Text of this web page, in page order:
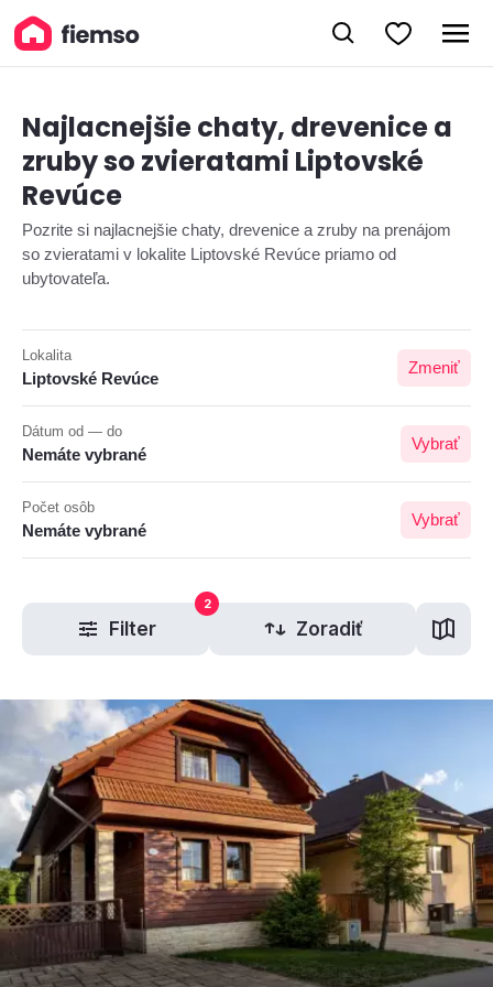
Najlacnejšie chaty, drevenice a
zruby so zvieratami Liptovské
Revúce
Pozrite si najlacnejšie chaty, drevenice a zruby na prenájom
so zvieratami v lokalite Liptovské Revúce priamo od
ubytovateľa.
Lokalita
Liptovské Revúce
Zmeniť
Dátum od — do
Nemáte vybrané
Vybrať
Počet osôb
Nemáte vybrané
Vybrať
Filter
2
Zoradiť